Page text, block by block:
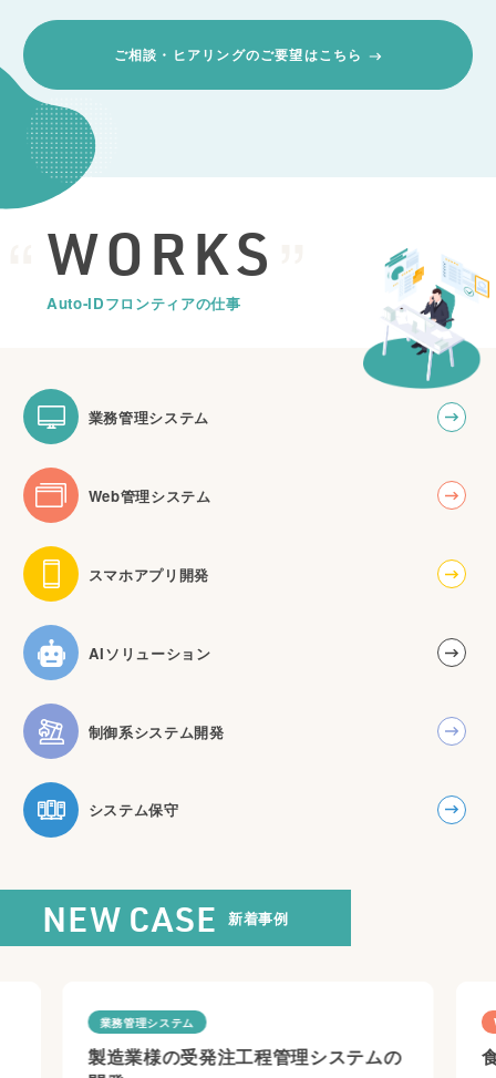
ご相談・ヒアリングのご要望はこちら
WORKS
Auto-IDフロンティアの仕事
業務管理システム
Web管理システム
スマホアプリ開発
AIソリューション
制御系システム開発
システム保守
NEW CASE 新着事例
業務管理システム
製造業様の受発注工程管理システムの